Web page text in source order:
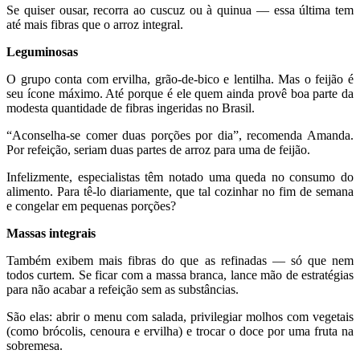
Se quiser ousar, recorra ao cuscuz ou à quinua — essa última tem
até mais fibras que o arroz integral.
Leguminosas
O grupo conta com ervilha, grão-de-bico e lentilha. Mas o feijão é
seu ícone máximo. Até porque é ele quem ainda provê boa parte da
modesta quantidade de fibras ingeridas no Brasil.
“Aconselha-se comer duas porções por dia”, recomenda Amanda.
Por refeição, seriam duas partes de arroz para uma de feijão.
Infelizmente, especialistas têm notado uma queda no consumo do
alimento. Para tê-lo diariamente, que tal cozinhar no fim de semana
e congelar em pequenas porções?
Massas integrais
Também exibem mais fibras do que as refinadas — só que nem
todos curtem. Se ficar com a massa branca, lance mão de estratégias
para não acabar a refeição sem as substâncias.
São elas: abrir o menu com salada, privilegiar molhos com vegetais
(como brócolis, cenoura e ervilha) e trocar o doce por uma fruta na
sobremesa.